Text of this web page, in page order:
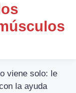
viene solo: le
la ayuda